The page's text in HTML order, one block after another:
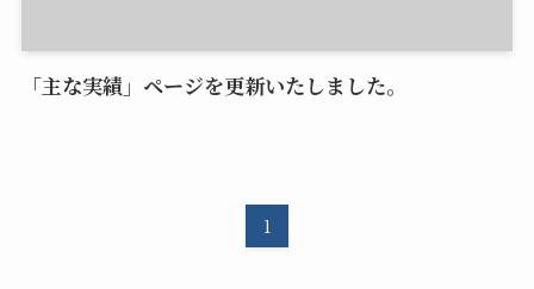
「主な実績」ページを更新いたしました。
1